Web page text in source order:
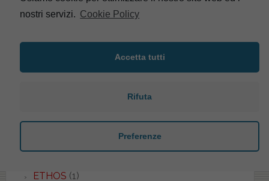
ETHOS (1)
nostri servizi. Cookie Policy
Accetta tutti
Rifuta
Preferenze